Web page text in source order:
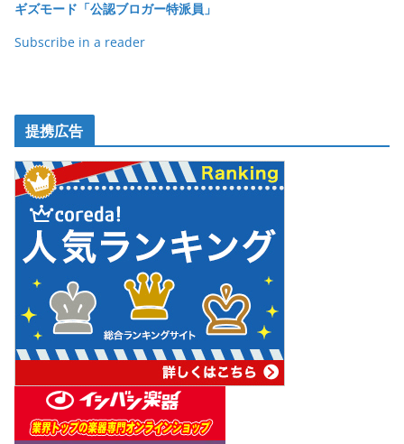
k
ギズモード「公認ブロガー特派員」
Subscribe in a reader
提携広告